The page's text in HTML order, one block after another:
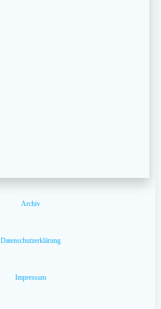
Archiv
Datenschutzerklärung
Impressum